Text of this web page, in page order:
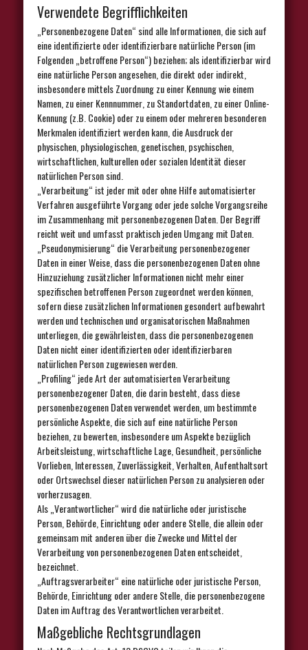
Verwendete Begrifflichkeiten
„Personenbezogene Daten“ sind alle Informationen, die sich auf
eine identifizierte oder identifizierbare natürliche Person (im
Folgenden „betroffene Person“) beziehen; als identifizierbar wird
eine natürliche Person angesehen, die direkt oder indirekt,
insbesondere mittels Zuordnung zu einer Kennung wie einem
Namen, zu einer Kennnummer, zu Standortdaten, zu einer Online-
Kennung (z.B. Cookie) oder zu einem oder mehreren besonderen
Merkmalen identifiziert werden kann, die Ausdruck der
physischen, physiologischen, genetischen, psychischen,
wirtschaftlichen, kulturellen oder sozialen Identität dieser
natürlichen Person sind.
„Verarbeitung“ ist jeder mit oder ohne Hilfe automatisierter
Verfahren ausgeführte Vorgang oder jede solche Vorgangsreihe
im Zusammenhang mit personenbezogenen Daten. Der Begriff
reicht weit und umfasst praktisch jeden Umgang mit Daten.
„Pseudonymisierung“ die Verarbeitung personenbezogener
Daten in einer Weise, dass die personenbezogenen Daten ohne
Hinzuziehung zusätzlicher Informationen nicht mehr einer
spezifischen betroffenen Person zugeordnet werden können,
sofern diese zusätzlichen Informationen gesondert aufbewahrt
werden und technischen und organisatorischen Maßnahmen
unterliegen, die gewährleisten, dass die personenbezogenen
Daten nicht einer identifizierten oder identifizierbaren
natürlichen Person zugewiesen werden.
„Profiling“ jede Art der automatisierten Verarbeitung
personenbezogener Daten, die darin besteht, dass diese
personenbezogenen Daten verwendet werden, um bestimmte
persönliche Aspekte, die sich auf eine natürliche Person
beziehen, zu bewerten, insbesondere um Aspekte bezüglich
Arbeitsleistung, wirtschaftliche Lage, Gesundheit, persönliche
Vorlieben, Interessen, Zuverlässigkeit, Verhalten, Aufenthaltsort
oder Ortswechsel dieser natürlichen Person zu analysieren oder
vorherzusagen.
Als „Verantwortlicher“ wird die natürliche oder juristische
Person, Behörde, Einrichtung oder andere Stelle, die allein oder
gemeinsam mit anderen über die Zwecke und Mittel der
Verarbeitung von personenbezogenen Daten entscheidet,
bezeichnet.
„Auftragsverarbeiter“ eine natürliche oder juristische Person,
Behörde, Einrichtung oder andere Stelle, die personenbezogene
Daten im Auftrag des Verantwortlichen verarbeitet.
Maßgebliche Rechtsgrundlagen